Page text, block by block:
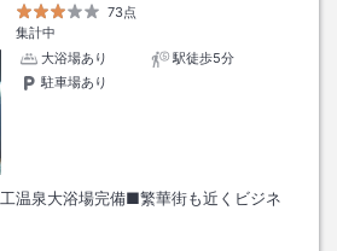
73点
集計中
大浴場あり
駅徒歩5分
駐車場あり
温泉大浴場完備■繁華街も近くビジネ